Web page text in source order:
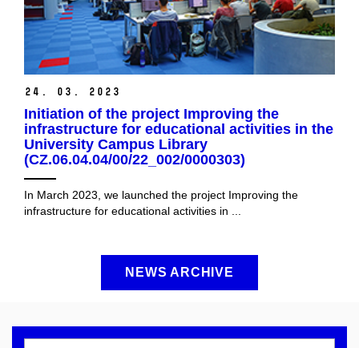
24. 03. 2023
Initiation of the project Improving the
infrastructure for educational activities in the
University Campus Library
(CZ.06.04.04/00/22_002/0000303)
In March 2023, we launched the project Improving the
infrastructure for educational activities in ...
NEWS ARCHIVE